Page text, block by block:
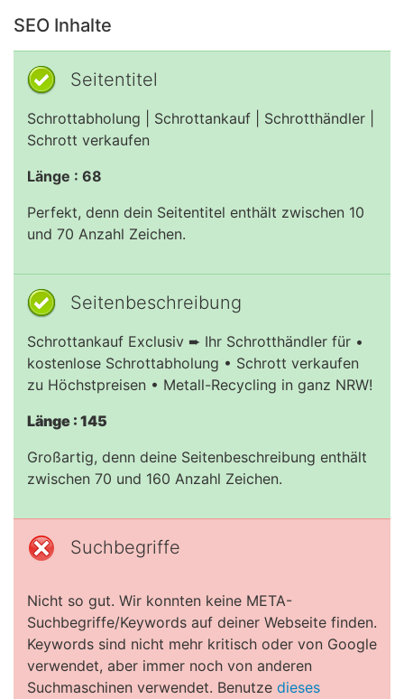
SEO Inhalte
Seitentitel
Schrottabholung | Schrottankauf | Schrotthändler |
Schrott verkaufen
Länge : 68
Perfekt, denn dein Seitentitel enthält zwischen 10
und 70 Anzahl Zeichen.
Seitenbeschreibung
Schrottankauf Exclusiv ➨ Ihr Schrotthändler für •
kostenlose Schrottabholung • Schrott verkaufen
zu Höchstpreisen • Metall-Recycling in ganz NRW!
Länge : 145
Großartig, denn deine Seitenbeschreibung enthält
zwischen 70 und 160 Anzahl Zeichen.
Suchbegriffe
Nicht so gut. Wir konnten keine META-
Suchbegriffe/Keywords auf deiner Webseite finden.
Keywords sind nicht mehr kritisch oder von Google
verwendet, aber immer noch von anderen
Suchmaschinen verwendet. Benutze dieses